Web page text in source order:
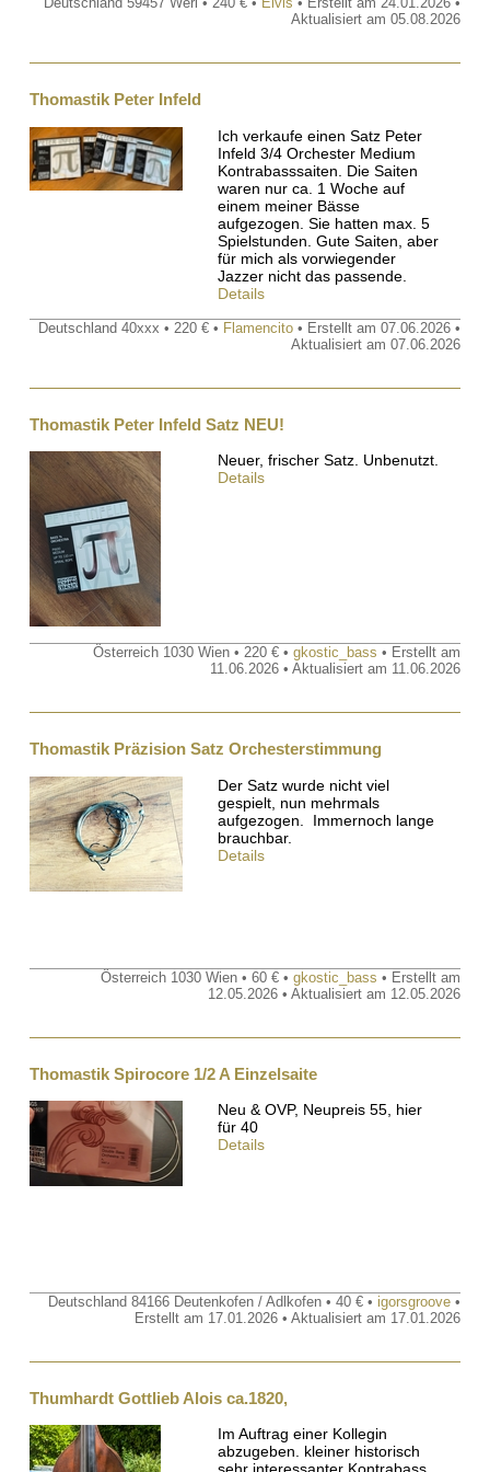
Aktualisiert am 05.08.2026
Thomastik Peter Infeld
Ich verkaufe einen Satz Peter
Infeld 3/4 Orchester Medium
Kontrabasssaiten. Die Saiten
waren nur ca. 1 Woche auf
einem meiner Bässe
aufgezogen. Sie hatten max. 5
Spielstunden. Gute Saiten, aber
für mich als vorwiegender
Jazzer nicht das passende.
Details
Deutschland 40xxx • 220 € • Flamencito • Erstellt am 07.06.2026 •
Aktualisiert am 07.06.2026
Thomastik Peter Infeld Satz NEU!
Neuer, frischer Satz. Unbenutzt.
Details
Österreich 1030 Wien • 220 € • gkostic_bass • Erstellt am
11.06.2026 • Aktualisiert am 11.06.2026
Thomastik Präzision Satz Orchesterstimmung
Der Satz wurde nicht viel
gespielt, nun mehrmals
aufgezogen. Immernoch lange
brauchbar.
Details
Österreich 1030 Wien • 60 € • gkostic_bass • Erstellt am
12.05.2026 • Aktualisiert am 12.05.2026
Thomastik Spirocore 1/2 A Einzelsaite
Neu & OVP, Neupreis 55, hier
für 40
Details
Deutschland 84166 Deutenkofen / Adlkofen • 40 € • igorsgroove •
Erstellt am 17.01.2026 • Aktualisiert am 17.01.2026
Thumhardt Gottlieb Alois ca.1820,
Im Auftrag einer Kollegin
abzugeben. kleiner historisch